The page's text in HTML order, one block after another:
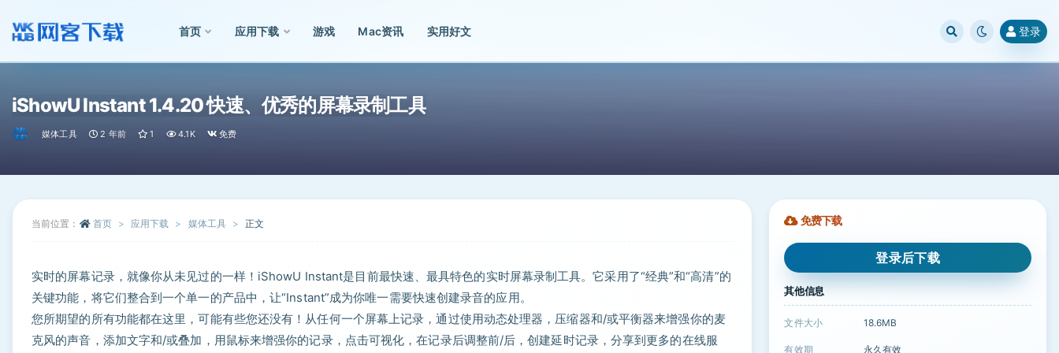
首页 应用下载 游戏 Mac资讯 实用好文 登录
iShowU Instant 1.4.20 快速、优秀的屏幕录制工具
媒体工具 2 年前 1 4.1K 免费
当前位置： 首页 应用下载 媒体工具 正文
实时的屏幕记录，就像你从未见过的一样！iShowU Instant是目前最快速、最具特色的实时屏幕录制工具。它采用了“经典”和“高清”的
关键功能，将它们整合到一个单一的产品中，让“Instant”成为你唯一需要快速创建录音的应用。
您所期望的所有功能都在这里，可能有些您还没有！从任何一个屏幕上记录，通过使用动态处理器，压缩器和/或平衡器来增强你的麦
克风的声音，添加文字和/或叠加，用鼠标来增强你的记录，点击可视化，在记录后调整前/后，创建延时记录，分享到更多的在线服
免费下载
登录后下载
其他信息
文件大小 18.6MB
有效期 永久有效